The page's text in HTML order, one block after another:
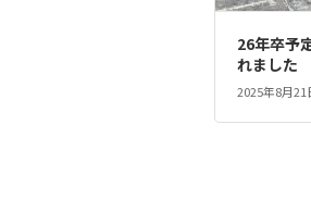
26年卒予
れました
2025年8月21